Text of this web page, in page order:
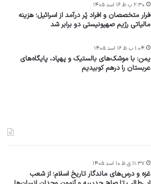
فرار متخصصان و افراد پُر درآمد از اسرائیل؛ هزینه
مالیاتی رژیم صهیونیستی دو برابر شد
۲:۳۰ ب.ظ ۱۶ اسد ۱۴۰۵
یمن: با موشک‌های بالستیک و پهپاد، پایگاه‌های
عربستان را درهم کوبیدیم
۱:۰۴ ب.ظ ۱۶ اسد ۱۴۰۵
غزه و درس‌های ماندگار تاریخ اسلام؛ از شعب
۱۱:۳۷ ق.ظ ۱۰ اسد ۱۴۰۵